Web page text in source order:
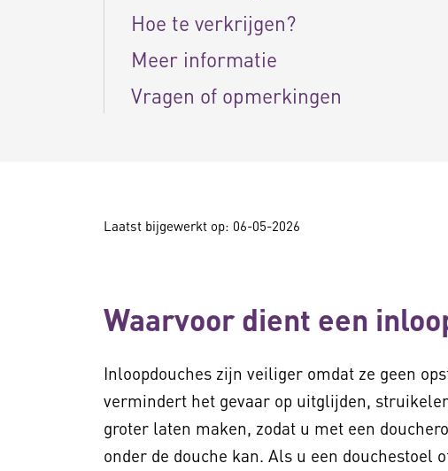
Hoe te verkrijgen?
Meer informatie
Vragen of opmerkingen
Laatst bijgewerkt op: 06-05-2026
Waarvoor dient een
Inloopdouches zijn veiliger omdat ze geen
vermindert het gevaar op uitglijden,
groter laten maken, zodat u met een
onder de douche kan. Als u een